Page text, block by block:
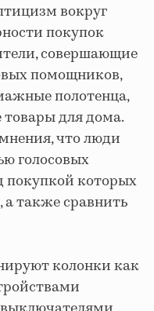
вокруг
покупок
совершающие
помощников,
полотенца,
для дома.
что люди
голосовых
покупкой которых
а также сравнить
колонки как